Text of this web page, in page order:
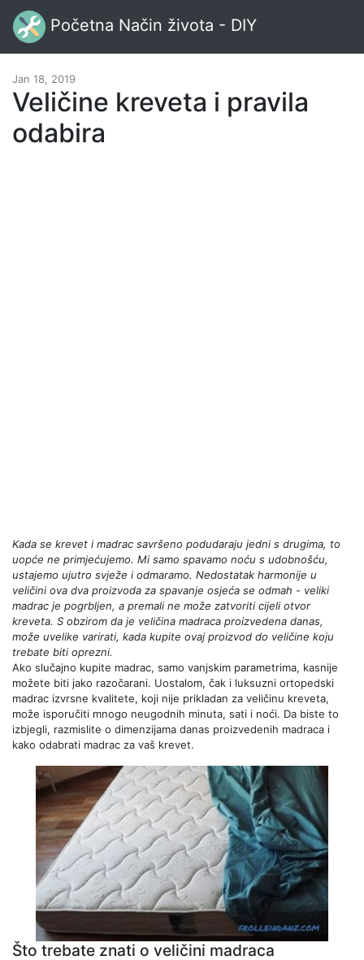
Početna Način života - DIY
Jan 18, 2019
Veličine kreveta i pravila
odabira
Kada se krevet i madrac savršeno podudaraju jedni s drugima, to
uopće ne primjećujemo. Mi samo spavamo noću s udobnošću,
ustajemo ujutro svježe i odmaramo. Nedostatak harmonije u
veličini ova dva proizvoda za spavanje osjeća se odmah - veliki
madrac je pogrbljen, a premali ne može zatvoriti cijeli otvor
kreveta. S obzirom da je veličina madraca proizvedena danas,
može uvelike varirati, kada kupite ovaj proizvod do veličine koju
trebate biti oprezni.
Ako slučajno kupite madrac, samo vanjskim parametrima, kasnije
možete biti jako razočarani. Uostalom, čak i luksuzni ortopedski
madrac izvrsne kvalitete, koji nije prikladan za veličinu kreveta,
može isporučiti mnogo neugodnih minuta, sati i noći. Da biste to
izbjegli, razmislite o dimenzijama danas proizvedenih madraca i
kako odabrati madrac za vaš krevet.
Što trebate znati o veličini madraca